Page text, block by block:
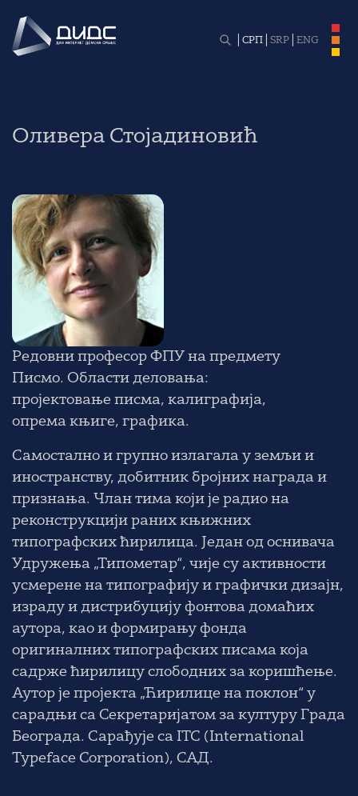
СРП SRP ENG
Оливера Стојадиновић
Редовни професор ФПУ на предмету
Писмо. Области деловања:
пројектовање писма, калиграфија,
опрема књиге, графика.
Самостално и групно излагала у земљи и
иностранству, добитник бројних награда и
признања. Члан тима који је радио на
реконструкцији раних књижних
типографских ћирилица. Један од оснивача
Удружења „Типометар“, чије су активности
усмерене на типографију и графички дизајн,
израду и дистрибуцију фонтова домаћих
аутора, као и формирању фонда
оригиналних типографских писама која
садрже ћирилицу слободних за коришћење.
Аутор је пројекта „Ћирилице на поклон“ у
сарадњи са Секретаријатом за културу Града
Београда. Сарађује са ITC (International
Typeface Corporation), САД.